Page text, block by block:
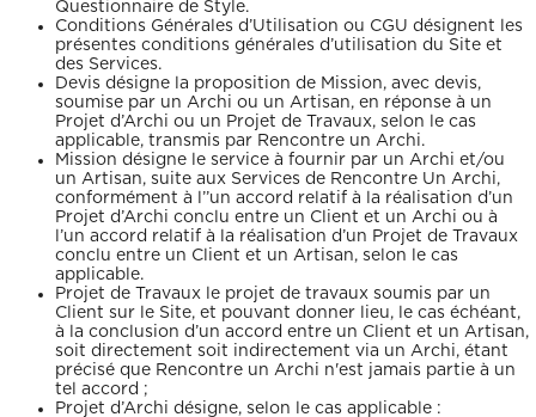
Questionnaire de Style.
Conditions Générales d’Utilisation ou CGU désignent les
présentes conditions générales d’utilisation du Site et
des Services.
Devis désigne la proposition de Mission, avec devis,
soumise par un Archi ou un Artisan, en réponse à un
Projet d’Archi ou un Projet de Travaux, selon le cas
applicable, transmis par Rencontre un Archi.
Mission désigne le service à fournir par un Archi et/ou
un Artisan, suite aux Services de Rencontre Un Archi,
conformément à l’’un accord relatif à la réalisation d’un
Projet d’Archi conclu entre un Client et un Archi ou à
l’un accord relatif à la réalisation d’un Projet de Travaux
conclu entre un Client et un Artisan, selon le cas
applicable.
Projet de Travaux le projet de travaux soumis par un
Client sur le Site, et pouvant donner lieu, le cas échéant,
à la conclusion d’un accord entre un Client et un Artisan,
soit directement soit indirectement via un Archi, étant
précisé que Rencontre un Archi n'est jamais partie à un
tel accord ;
Projet d’Archi désigne, selon le cas applicable :
Votre
rendez-
vous
par :
Domicile Visio
Coaching
déco
Mon budget total (€)
Souhaitez-vous nous
en dire plus sur votre